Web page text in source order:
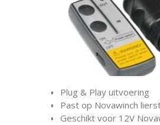
Plug & Play uitvoering
Past op Novawinch
Geschikt voor 12V